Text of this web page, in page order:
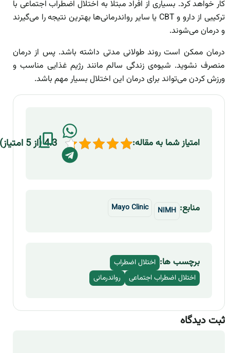
کار خواهد کرد. بسیاری از افراد مبتلا به اختلال اضطراب اجتماعی با
ترکیبی از دارو و CBT یا سایر رواندرمانی‌ها بهترین نتیجه را می‌گیرند
و درمان می‌شوند.
درمان ممکن است روند طولانی مدتی داشته باشد. پس از درمان
منصرف نشوید. شیوه‌ی زندگی سالم مانند رژیم غذایی مناسب و
ورزش کردن می‌تواند برای درمان این اختلال بسیار مهم باشد.
امتیاز شما به مقاله: 4.3 (از 5 امتیاز)
منابع: NIMH
Mayo Clinic
برچسب ها: اختلال اضطراب
اختلال اضطراب اجتماعی
رواندرمانی
ثبت دیدگاه